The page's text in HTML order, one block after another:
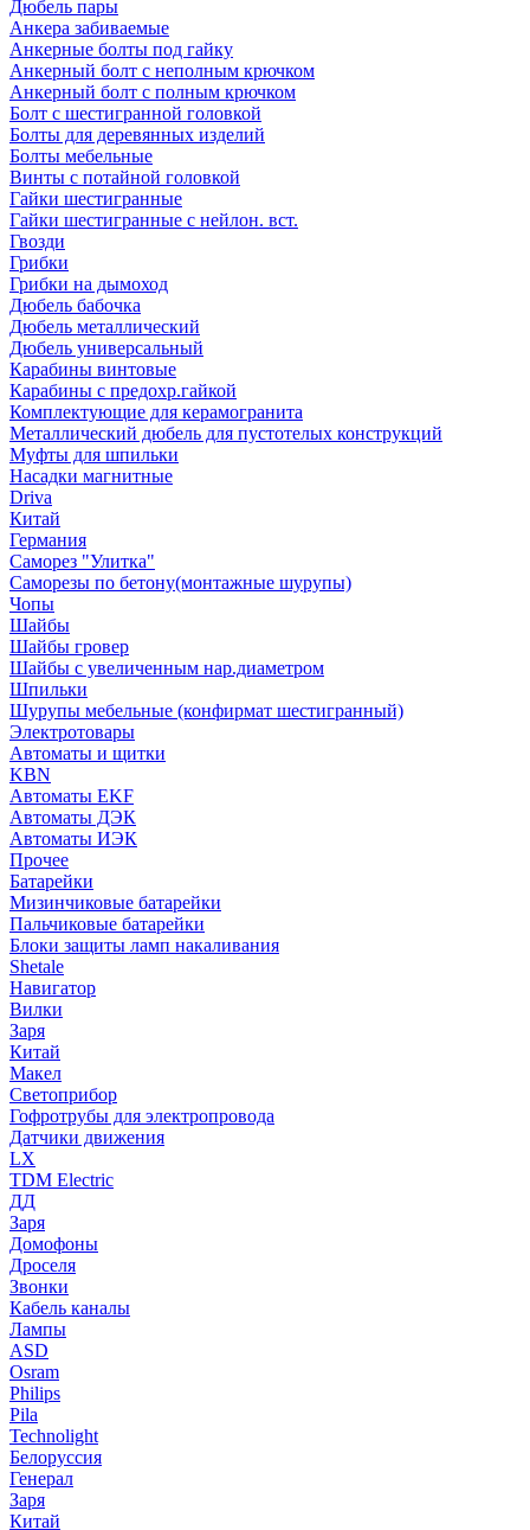
Дюбель пары
Анкера забиваемые
Анкерные болты под гайку
Анкерный болт с неполным крючком
Анкерный болт с полным крючком
Болт с шестигранной головкой
Болты для деревянных изделий
Болты мебельные
Винты с потайной головкой
Гайки шестигранные
Гайки шестигранные с нейлон. вст.
Гвозди
Грибки
Грибки на дымоход
Дюбель бабочка
Дюбель металлический
Дюбель универсальный
Карабины винтовые
Карабины с предохр.гайкой
Комплектующие для керамогранита
Металлический дюбель для пустотелых конструкций
Муфты для шпильки
Насадки магнитные
Driva
Китай
Германия
Саморез "Улитка"
Саморезы по бетону(монтажные шурупы)
Чопы
Шайбы
Шайбы гровер
Шайбы с увеличенным нар.диаметром
Шпильки
Шурупы мебельные (конфирмат шестигранный)
Электротовары
Автоматы и щитки
KBN
Автоматы EKF
Автоматы ДЭК
Автоматы ИЭК
Прочее
Батарейки
Мизинчиковые батарейки
Пальчиковые батарейки
Блоки защиты ламп накаливания
Shetale
Навигатор
Вилки
Заря
Китай
Макел
Светоприбор
Гофротрубы для электропровода
Датчики движения
LX
TDM Electric
ДД
Заря
Домофоны
Дроселя
Звонки
Кабель каналы
Лампы
ASD
Osram
Philips
Pila
Technolight
Белоруссия
Генерал
Заря
Китай